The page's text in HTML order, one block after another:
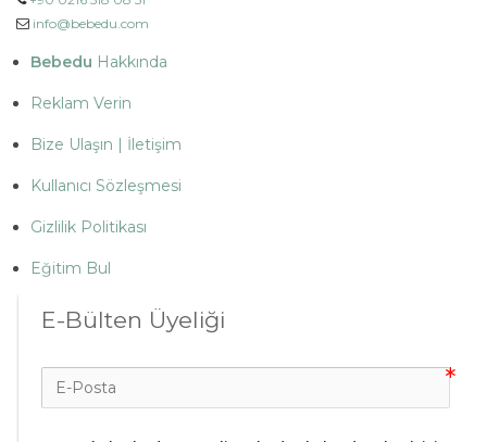
info@bebedu.com
Bebedu Hakkında
Reklam Verin
Bize Ulaşın | İletişim
Kullanıcı Sözleşmesi
Gizlilik Politikası
Eğitim Bul
E-Bülten Üyeliği